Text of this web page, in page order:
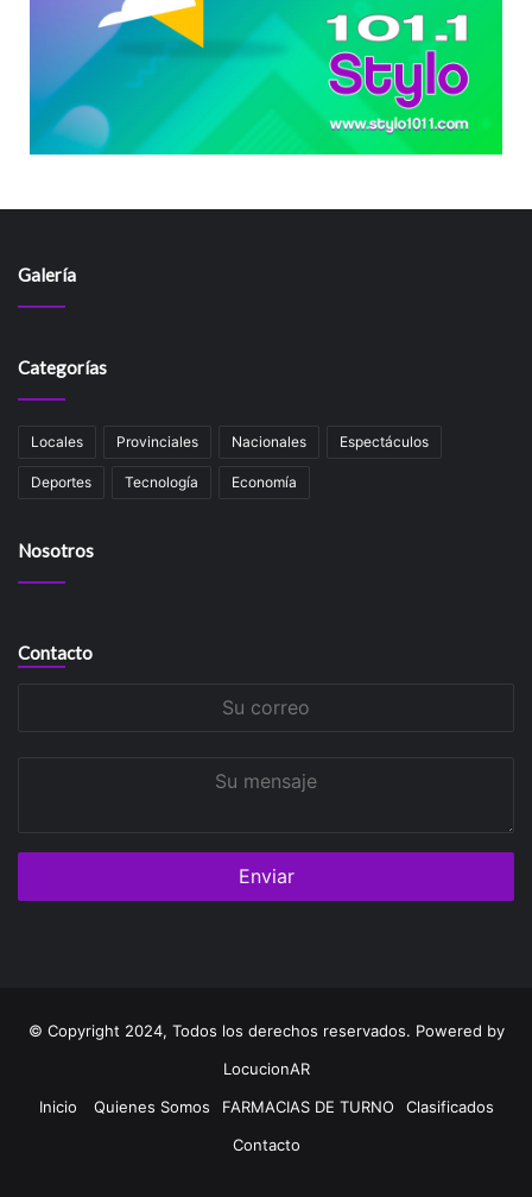
Galería
Categorías
Locales Provinciales Nacionales Espectáculos
Deportes Tecnología Economía
Nosotros
Contacto
© Copyright 2024, Todos los derechos reservados. Powered by
LocucionAR
Inicio
Quienes Somos FARMACIAS DE TURNO
Clasificados
Contacto